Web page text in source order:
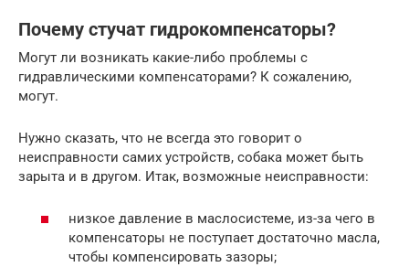
Почему стучат гидрокомпенсаторы?
Могут ли возникать какие-либо проблемы с
гидравлическими компенсаторами? К сожалению,
могут.
Нужно сказать, что не всегда это говорит о
неисправности самих устройств, собака может быть
зарыта и в другом. Итак, возможные неисправности:
низкое давление в маслосистеме, из-за чего в
компенсаторы не поступает достаточно масла,
чтобы компенсировать зазоры;